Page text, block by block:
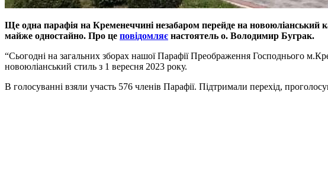
Ще одна парафія на Кременеччині незабаром перейде на
майже одностайно. Про це повідомляє настоятель о. Володимир Буграк.
“Сьогодні на загальних зборах нашої Парафії Преображення Господнього
новоюліанський стиль з 1 вересня 2023 року.
В голосуванні взяли участь 576 членів Парафії. Підтримали перехід,